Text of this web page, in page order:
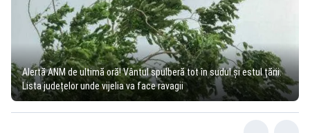
Alertă ANM de ultimă oră! Vântul spulberă tot în sudul și estul țării.
Lista județelor unde vijelia va face ravagii